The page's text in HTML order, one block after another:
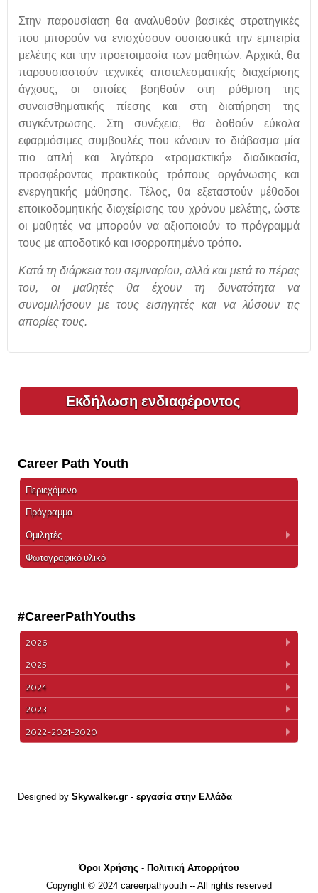
Στην παρουσίαση θα αναλυθούν βασικές στρατηγικές
που μπορούν να ενισχύσουν ουσιαστικά την εμπειρία
μελέτης και την προετοιμασία των μαθητών. Αρχικά, θα
παρουσιαστούν τεχνικές αποτελεσματικής διαχείρισης
άγχους, οι οποίες βοηθούν στη ρύθμιση της
συναισθηματικής πίεσης και στη διατήρηση της
συγκέντρωσης. Στη συνέχεια, θα δοθούν εύκολα
εφαρμόσιμες συμβουλές που κάνουν το διάβασμα μία
πιο απλή και λιγότερο «τρομακτική» διαδικασία,
προσφέροντας πρακτικούς τρόπους οργάνωσης και
ενεργητικής μάθησης. Τέλος, θα εξεταστούν μέθοδοι
εποικοδομητικής διαχείρισης του χρόνου μελέτης, ώστε
οι μαθητές να μπορούν να αξιοποιούν το πρόγραμμά
τους με αποδοτικό και ισορροπημένο τρόπο.
Κατά τη διάρκεια του σεμιναρίου, αλλά και μετά το πέρας
του, οι μαθητές θα έχουν τη δυνατότητα να
συνομιλήσουν με τους εισηγητές και να λύσουν τις
απορίες τους.
Εκδήλωση ενδιαφέροντος
Career Path Youth
Περιεχόμενο
Πρόγραμμα
Ομιλητές
Φωτογραφικό υλικό
#CareerPathYouths
2026
2025
2024
2023
2022-2021-2020
Designed by Skywalker.gr - εργασία στην Ελλάδα
Όροι Χρήσης - Πολιτική Απορρήτου
Copyright © 2024 careerpathyouth -- All rights reserved